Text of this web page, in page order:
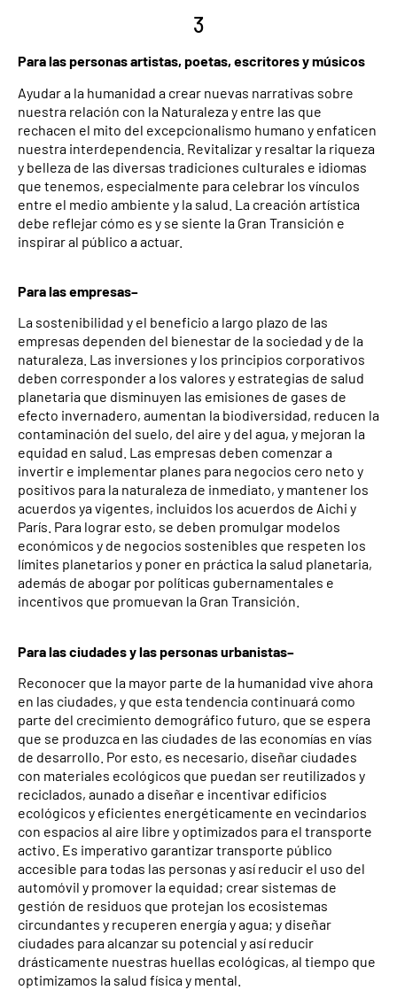
3
Para las personas artistas, poetas, escritores y músicos
Ayudar a la humanidad a crear nuevas narrativas sobre
nuestra relación con la Naturaleza y entre las que
rechacen el mito del excepcionalismo humano y enfaticen
nuestra interdependencia. Revitalizar y resaltar la riqueza
y belleza de las diversas tradiciones culturales e idiomas
que tenemos, especialmente para celebrar los vínculos
entre el medio ambiente y la salud. La creación artística
debe reflejar cómo es y se siente la Gran Transición e
inspirar al público a actuar.
Para las empresas–
La sostenibilidad y el beneficio a largo plazo de las
empresas dependen del bienestar de la sociedad y de la
naturaleza. Las inversiones y los principios corporativos
deben corresponder a los valores y estrategias de salud
planetaria que disminuyen las emisiones de gases de
efecto invernadero, aumentan la biodiversidad, reducen la
contaminación del suelo, del aire y del agua, y mejoran la
equidad en salud. Las empresas deben comenzar a
invertir e implementar planes para negocios cero neto y
positivos para la naturaleza de inmediato, y mantener los
acuerdos ya vigentes, incluidos los acuerdos de Aichi y
París. Para lograr esto, se deben promulgar modelos
económicos y de negocios sostenibles que respeten los
límites planetarios y poner en práctica la salud planetaria,
además de abogar por políticas gubernamentales e
incentivos que promuevan la Gran Transición.
Para las ciudades y las personas urbanistas–
Reconocer que la mayor parte de la humanidad vive ahora
en las ciudades, y que esta tendencia continuará como
parte del crecimiento demográfico futuro, que se espera
que se produzca en las ciudades de las economías en vías
de desarrollo. Por esto, es necesario, diseñar ciudades
con materiales ecológicos que puedan ser reutilizados y
reciclados, aunado a diseñar e incentivar edificios
ecológicos y eficientes energéticamente en vecindarios
con espacios al aire libre y optimizados para el transporte
activo. Es imperativo garantizar transporte público
accesible para todas las personas y así reducir el uso del
automóvil y promover la equidad; crear sistemas de
gestión de residuos que protejan los ecosistemas
circundantes y recuperen energía y agua; y diseñar
ciudades para alcanzar su potencial y así reducir
drásticamente nuestras huellas ecológicas, al tiempo que
optimizamos la salud física y mental.